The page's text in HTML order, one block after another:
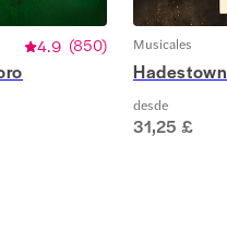
4.9 (850) Musicales
Hadestown
desde
31,25 £